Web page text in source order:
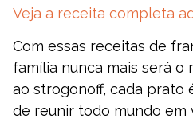
Veja a receita completa
Com essas receitas de
família nunca mais será o
ao strogonoff, cada prato
de reunir todo mundo em